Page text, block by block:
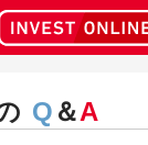
Q ＆A